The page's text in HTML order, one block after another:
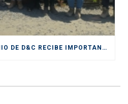
TERMINAL SAN ANTONIO DE D&C RECIBE IMPORTANTE CERTIFICACIÓN DE SENDA COMO “ESPACIO PREVENTIVO”